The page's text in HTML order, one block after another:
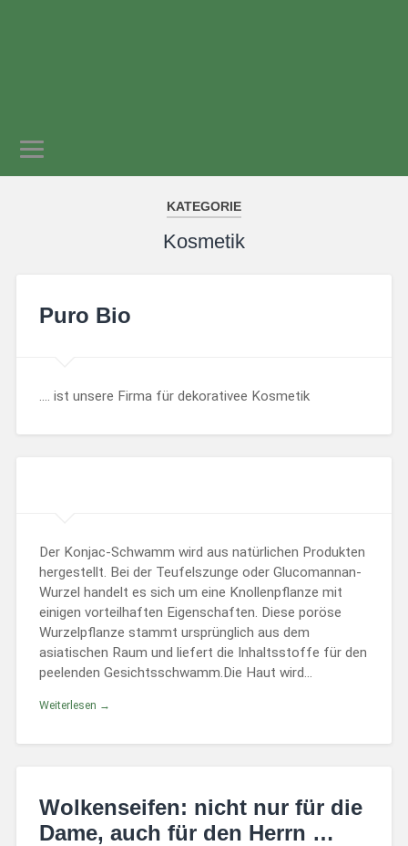
KATEGORIE
Kosmetik
Puro Bio
…. ist unsere Firma für dekorativee Kosmetik
Der Konjac-Schwamm wird aus natürlichen Produkten
hergestellt. Bei der Teufelszunge oder Glucomannan-
Wurzel handelt es sich um eine Knollenpflanze mit
einigen vorteilhaften Eigenschaften. Diese poröse
Wurzelpflanze stammt ursprünglich aus dem
asiatischen Raum und liefert die Inhaltsstoffe für den
peelenden Gesichtsschwamm.Die Haut wird…
Weiterlesen →
Wolkenseifen: nicht nur für die
Dame, auch für den Herrn …